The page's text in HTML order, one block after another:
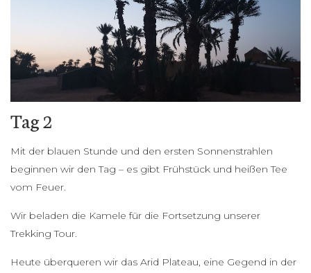
Tag 2
Mit der blauen Stunde und den ersten Sonnenstrahlen
beginnen wir den Tag – es gibt Frühstück und heißen Tee
vom Feuer.
Wir beladen die Kamele für die Fortsetzung unserer
Trekking Tour.
Heute überqueren wir das Arid Plateau, eine Gegend in der